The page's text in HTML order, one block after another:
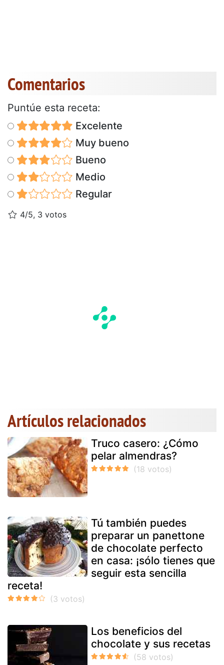
Comentarios
Puntúe esta receta:
Excelente
Muy bueno
Bueno
Medio
Regular
4/5, 3 votos
Artículos relacionados
Truco casero: ¿Cómo
pelar almendras?
Tú también puedes
preparar un panettone
de chocolate perfecto
en casa: ¡sólo tienes que
seguir esta sencilla
receta!
Los beneficios del
chocolate y sus recetas